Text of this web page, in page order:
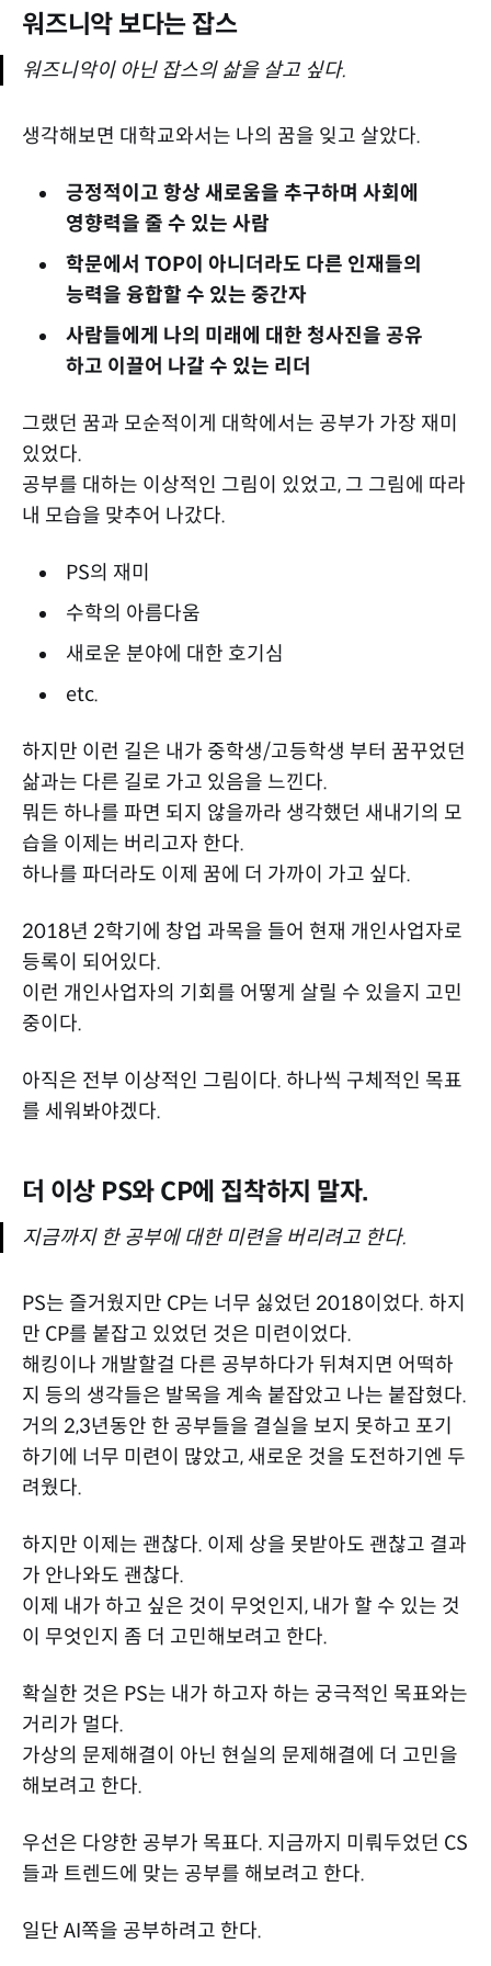
워즈니악 보다는 잡스
워즈니악이 아닌 잡스의 삶을 살고 싶다.
생각해보면 대학교와서는 나의 꿈을 잊고 살았다.
긍정적이고 항상 새로움을 추구하며 사회에
영향력을 줄 수 있는 사람
학문에서 TOP이 아니더라도 다른 인재들의
능력을 융합할 수 있는 중간자
사람들에게 나의 미래에 대한 청사진을 공유
하고 이끌어 나갈 수 있는 리더
그랬던 꿈과 모순적이게 대학에서는 공부가 가장 재미
있었다.
공부를 대하는 이상적인 그림이 있었고, 그 그림에 따라
내 모습을 맞추어 나갔다.
PS의 재미
수학의 아름다움
새로운 분야에 대한 호기심
etc.
하지만 이런 길은 내가 중학생/고등학생 부터 꿈꾸었던
삶과는 다른 길로 가고 있음을 느낀다.
뭐든 하나를 파면 되지 않을까라 생각했던 새내기의 모
습을 이제는 버리고자 한다.
하나를 파더라도 이제 꿈에 더 가까이 가고 싶다.
2018년 2학기에 창업 과목을 들어 현재 개인사업자로
등록이 되어있다.
이런 개인사업자의 기회를 어떻게 살릴 수 있을지 고민
중이다.
아직은 전부 이상적인 그림이다. 하나씩 구체적인 목표
를 세워봐야겠다.
더 이상 PS와 CP에 집착하지 말자.
지금까지 한 공부에 대한 미련을 버리려고 한다.
PS는 즐거웠지만 CP는 너무 싫었던 2018이었다. 하지
만 CP를 붙잡고 있었던 것은 미련이었다.
해킹이나 개발할걸 다른 공부하다가 뒤쳐지면 어떡하
지 등의 생각들은 발목을 계속 붙잡았고 나는 붙잡혔다.
거의 2,3년동안 한 공부들을 결실을 보지 못하고 포기
하기에 너무 미련이 많았고, 새로운 것을 도전하기엔 두
려웠다.
하지만 이제는 괜찮다. 이제 상을 못받아도 괜찮고 결과
가 안나와도 괜찮다.
이제 내가 하고 싶은 것이 무엇인지, 내가 할 수 있는 것
이 무엇인지 좀 더 고민해보려고 한다.
확실한 것은 PS는 내가 하고자 하는 궁극적인 목표와는
거리가 멀다.
가상의 문제해결이 아닌 현실의 문제해결에 더 고민을
해보려고 한다.
우선은 다양한 공부가 목표다. 지금까지 미뤄두었던 CS
들과 트렌드에 맞는 공부를 해보려고 한다.
일단 AI쪽을 공부하려고 한다.